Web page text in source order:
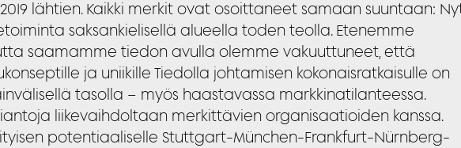
lähtien. Kaikki merkit ovat osoittaneet samaan suuntaan:
saksankielisellä alueella toden teolla. Etenemme
saamamme tiedon avulla olemme vakuuttuneet, että
ja uniikille Tiedolla johtamisen kokonaisratkaisulle on
tasolla – myös haastavassa markkinatilanteessa.
liikevaihdoltaan merkittävien organisaatioiden kanssa.
potentiaaliselle Stuttgart-München-Frankfurt-Nürnberg-